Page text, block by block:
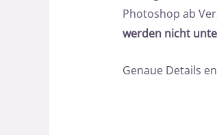
Photoshop ab
werden nicht
Genaue Details